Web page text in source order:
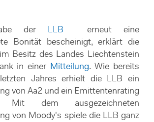
der LLB erneut eine
Bonität bescheinigt, erklärt die
Besitz des Landes Liechtenstein
in einer Mitteilung. Wie bereits
Jahres erhielt die LLB ein
von Aa2 und ein Emittentenrating
dem ausgezeichneten
von Moody's spiele die LLB ganz